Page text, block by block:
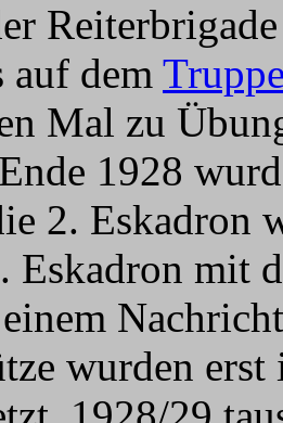
dem
Mal zu
1928
2. Eskadron
Eskadron mit
wurden